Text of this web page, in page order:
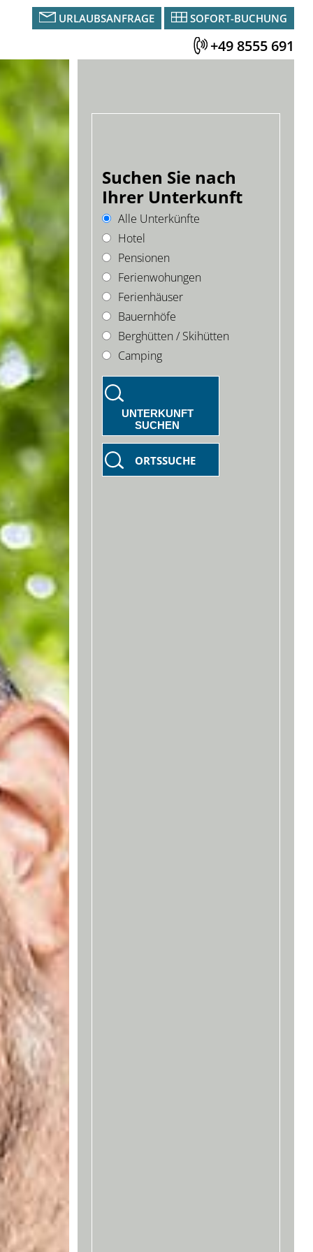
URLAUBSANFRAGE SOFORT-BUCHUNG
+49 8555 691
Suchen Sie nach
Ihrer Unterkunft
Alle Unterkünfte
Hotel
Pensionen
Ferienwohungen
Ferienhäuser
Bauernhöfe
Berghütten / Skihütten
Camping
UNTERKUNFT
SUCHEN
ORTSSUCHE